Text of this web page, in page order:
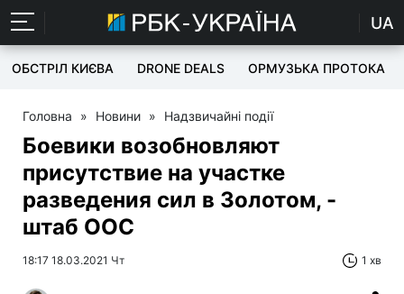
UA
ОБСТРІЛ КИЄВА DRONE DEALS ОРМУЗЬКА ПРОТОКА
Головна » Новини » Надзвичайні події
Боевики возобновляют
присутствие на участке
разведения сил в Золотом, -
штаб ООС
18:17 18.03.2021 Чт 1 хв